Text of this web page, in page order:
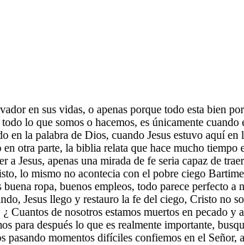
en sus vidas, o apenas porque todo esta bien
lo que somos o hacemos, es únicamente
la palabra de Dios, cuando Jesus estuvo aquí
otra parte, la biblia relata que hace mucho
Jesus, apenas una mirada de fe seria capaz de
lo mismo no acontecia con el pobre ciego
ropa, buenos empleos, todo parece perfecto a
Jesus llego y restauro la fe del ciego, Cristo no
de nosotros estamos muertos en pecado y
para después lo que es realmente importante,
momentos difíciles confiemos en el Señor,